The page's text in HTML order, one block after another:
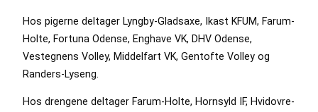
Hos pigerne deltager Lyngby-Gladsaxe, Ikast KFUM, Farum-
Holte, Fortuna Odense, Enghave VK, DHV Odense,
Vestegnens Volley, Middelfart VK, Gentofte Volley og
Randers-Lyseng.
Hos drengene deltager Farum-Holte, Hornsyld IF, Hvidovre-